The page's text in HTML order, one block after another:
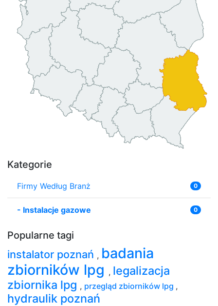
Kategorie
Firmy Według Branż 0
- Instalacje gazowe 0
Popularne tagi
instalator poznań , badania
zbiorników lpg , legalizacja
zbiornika lpg , przegląd zbiorników lpg ,
hydraulik poznań